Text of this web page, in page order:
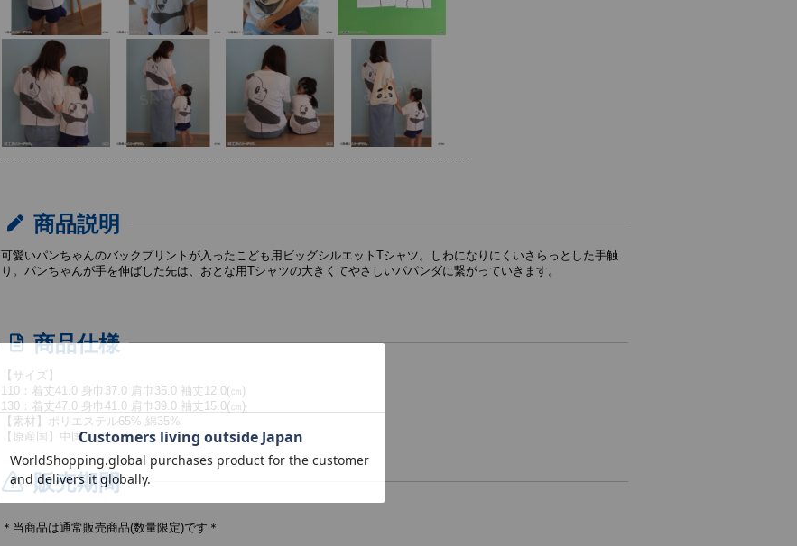
商品説明
可愛いパンちゃんのバックプリントが入ったこども用ビッグシルエットTシャツ。しわになりにくいさらっとした手触
り。パンちゃんが手を伸ばした先は、おとな用Tシャツの大きくてやさしいパパンダに繋がっていきます。
商品仕様
【サイズ】
110：着丈41.0 身巾37.0 肩巾35.0 袖丈12.0(㎝)
130：着丈47.0 身巾41.0 肩巾39.0 袖丈15.0(㎝)
【素材】ポリエステル65% 綿35%
【原産国】中国
販売期間
＊当商品は通常販売商品(数量限定)です＊